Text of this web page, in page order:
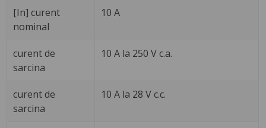
[In] curent
nominal
10 A
curent de
sarcina
10 A la 250 V c.a.
curent de
sarcina
10 A la 28 V c.c.